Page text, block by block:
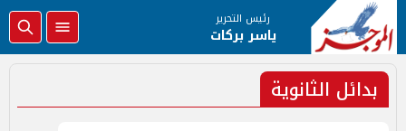
رئيس التحرير
ياسر بركات
بدائل الثانوية